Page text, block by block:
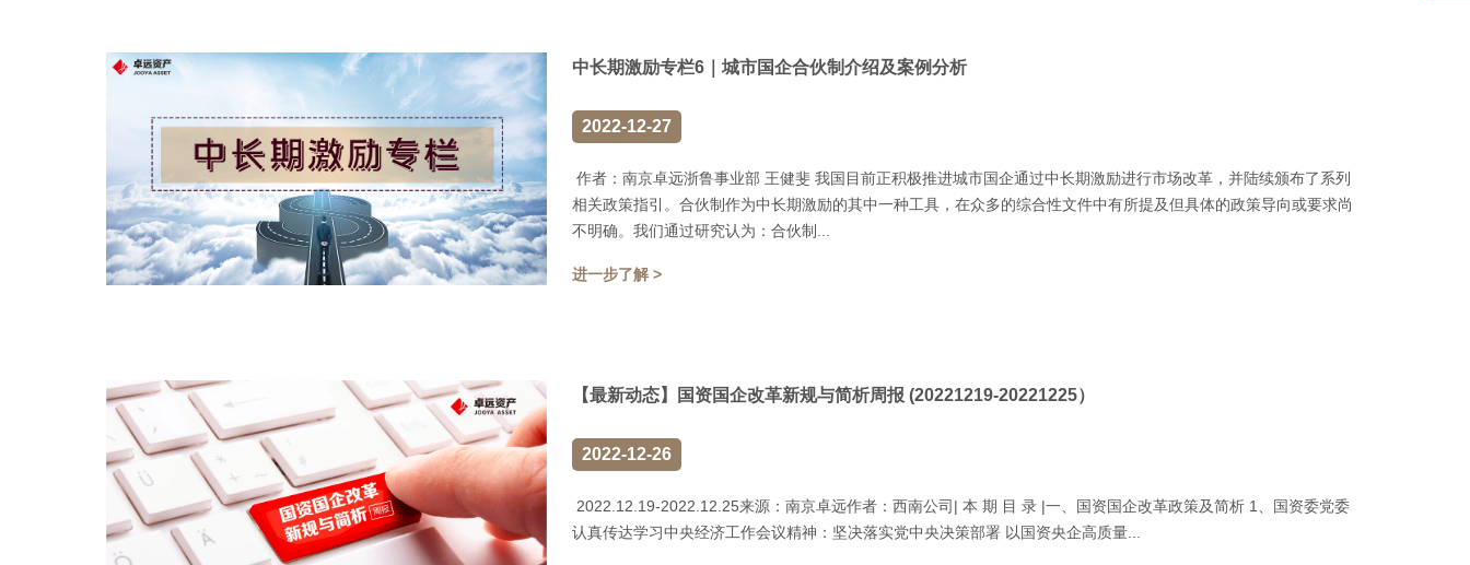
中长期激励专栏6｜城市国企合伙制介绍及案例分析
2022-12-27
作者：南京卓远浙鲁事业部 王健斐 我国目前正积极推进城市国企通过中长期激励进行市场改革，并陆续颁布了系列
相关政策指引。合伙制作为中长期激励的其中一种工具，在众多的综合性文件中有所提及但具体的政策导向或要求尚
不明确。我们通过研究认为：合伙制...
进一步了解 >
【最新动态】国资国企改革新规与简析周报 (20221219-20221225）
2022-12-26
2022.12.19-2022.12.25来源：南京卓远作者：西南公司| 本 期 目 录 |一、国资国企改革政策及简析 1、国资委党委
认真传达学习中央经济工作会议精神：坚决落实党中央决策部署 以国资央企高质量...